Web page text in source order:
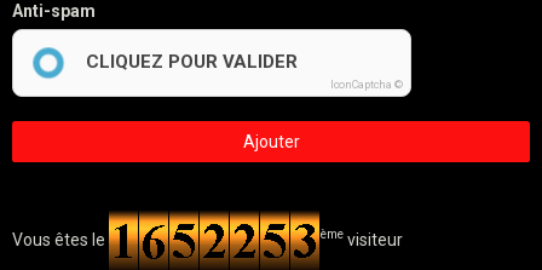
Anti-spam
CLIQUEZ POUR VALIDER
IconCaptcha ©
Ajouter
Vous êtes le ème visiteur